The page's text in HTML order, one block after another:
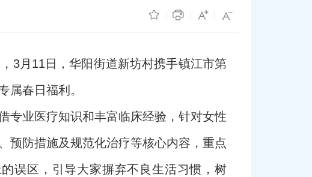
3月11日，华阳街道新坊村携手镇江市第
属春日福利。
专业医疗知识和丰富临床经验，针对女性
预防措施及规范化治疗等核心内容，重点
误区，引导大家摒弃不良生活习惯，树